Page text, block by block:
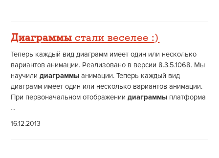
Диаграммы стали веселее :)
Теперь каждый вид диаграмм имеет один или несколько
вариантов анимации. Реализовано в версии 8.3.5.1068. Мы
научилидиаграммы анимации. Теперь каждый вид
диаграмм имеет один или несколько вариантов анимации.
При первоначальном отображениидиаграммы платформа
...
16.12.2013